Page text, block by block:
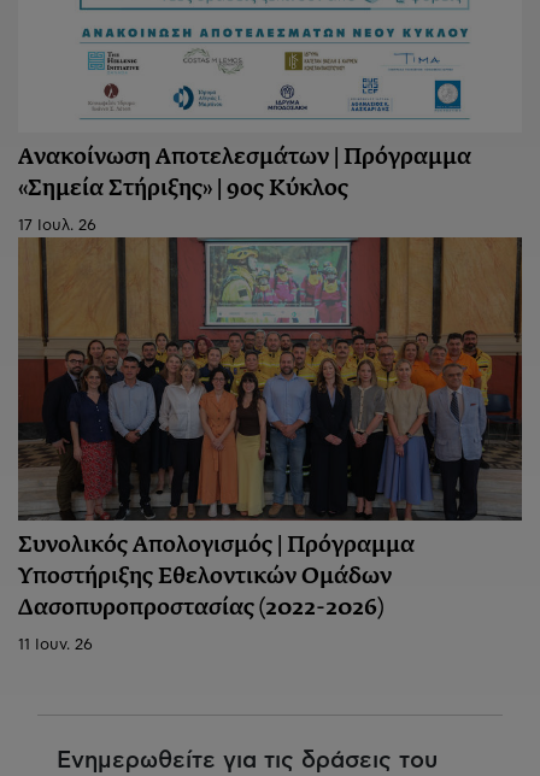
Ανακοίνωση Aποτελεσμάτων | Πρόγραμμα
«Σημεία Στήριξης» | 9ος Κύκλος
17 Ιουλ. 26
Συνολικός Απολογισμός | Πρόγραμμα
Υποστήριξης Εθελοντικών Ομάδων
Δασοπυροπροστασίας (2022-2026)
11 Ιουν. 26
Ενημερωθείτε για τις δράσεις του